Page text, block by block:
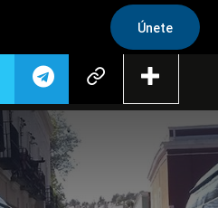
Únete